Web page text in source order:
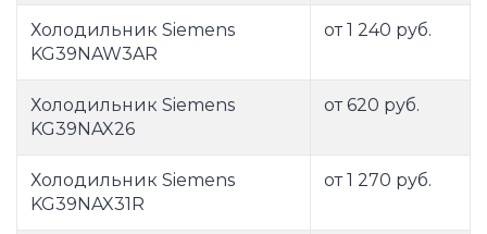
Холодильник Siemens
KG39NAW3AR
от 1 240 руб.
Холодильник Siemens
KG39NAX26
от 620 руб.
Холодильник Siemens
KG39NAX31R
от 1 270 руб.